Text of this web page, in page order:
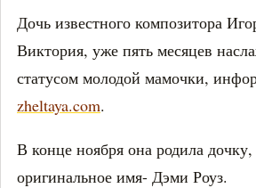
Дочь известного композитора
Виктория, уже пять месяцев
статусом молодой мамочки,
zheltaya.com.
В конце ноября она родила дочку,
оригинальное имя- Дэми Роуз.